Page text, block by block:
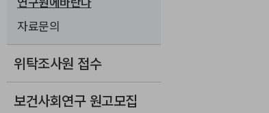
자료문의
위탁조사원 접수
보건사회연구 원고모집